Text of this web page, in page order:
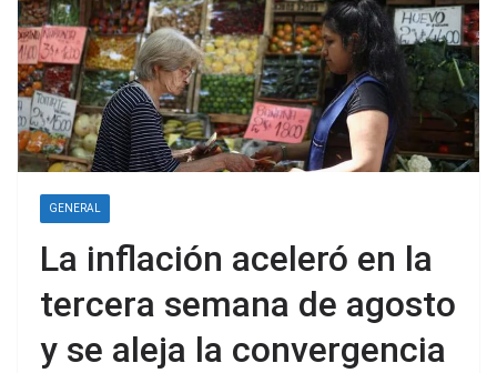
GENERAL
La inflación aceleró en la
tercera semana de agosto
y se aleja la convergencia